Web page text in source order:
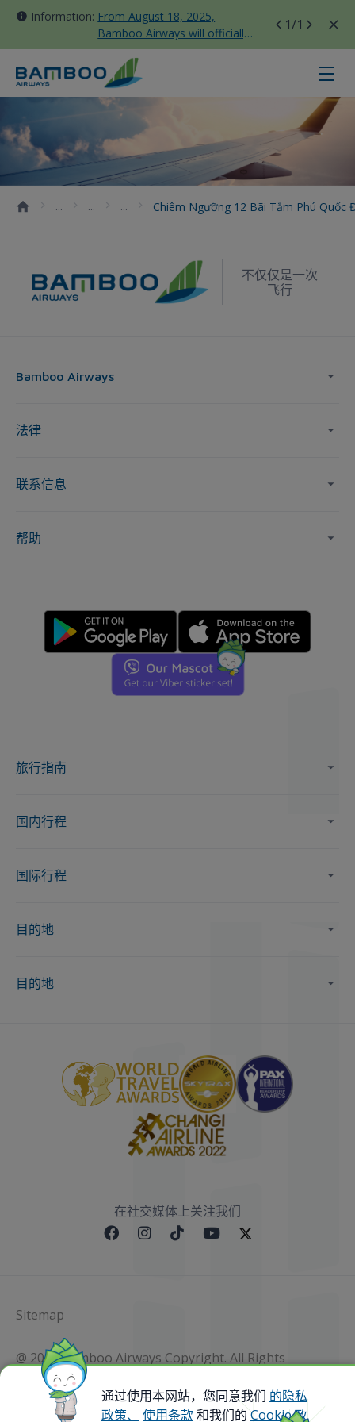
Information: From August 18, 2025,
Bamboo Airways will officially
move all domestic flights to
Tan Son Nhat Terminal T3
1/1
Chiêm ngưỡng 12 bãi tắm Phú
Chiêm Ngưỡng 12 Bãi Tắm Phú Quốc
不仅仅是一次
飞行
Bamboo Airways
法律
联系信息
帮助
旅行指南
国内行程
国际行程
目的地
目的地
在社交媒体上关注我们
Sitemap
@ 2023 Bamboo Airways Copyright. All Rights
Reserved.
Business Registration Code: 010786737
通过使用本网站，您同意我们 的隐私
政策、
使用条款和我们的Cookie 政